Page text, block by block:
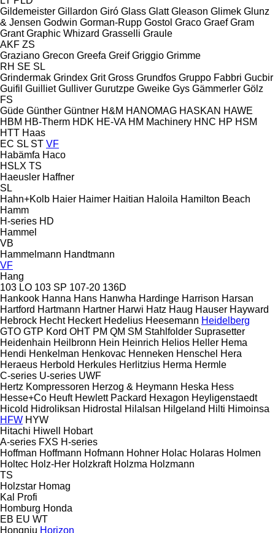
Gildemeister Gillardon Giró Glass Glatt Gleason Glimek Glunz
& Jensen Godwin Gorman-Rupp Gostol Graco Graef Gram
Grant Graphic Whizard Grasselli Graule
AKF ZS
Graziano Grecon Greefa Greif Griggio Grimme
RH SE SL
Grindermak Grindex Grit Gross Grundfos Gruppo Fabbri Gucbir
Guifil Guilliet Gulliver Gurutzpe Gweike Gys Gämmerler Gölz
FS
Güde Günther Güntner H&M HANOMAG HASKAN HAWE
HBM HB‑Therm HDK HE-VA HM Machinery HNC HP HSM
HTT Haas
EC SL ST VF
Habämfa Haco
HSLX TS
Haeusler Haffner
SL
Hahn+Kolb Haier Haimer Haitian Haloila Hamilton Beach
Hamm
H-series HD
Hammel
VB
Hammelmann Handtmann
VF
Hang
103 LO 103 SP 107-20 136D
Hankook Hanna Hans Hanwha Hardinge Harrison Harsan
Hartford Hartmann Hartner Harwi Hatz Haug Hauser Hayward
Hebrock Hecht Heckert Hedelius Heesemann Heidelberg
GTO GTP Kord OHT PM QM SM Stahlfolder Suprasetter
Heidenhain Heilbronn Hein Heinrich Helios Heller Hema
Hendi Henkelman Henkovac Henneken Henschel Hera
Heraeus Herbold Herkules Herlitzius Herma Hermle
C-series U-series UWF
Hertz Kompressoren Herzog & Heymann Heska Hess
Hesse+Co Heuft Hewlett Packard Hexagon Heyligenstaedt
Hicold Hidroliksan Hidrostal Hilalsan Hilgeland Hilti Himoinsa
HFW HYW
Hitachi Hiwell
Hobart
A-series FXS H-series
Hoffman Hoffmann Hofmann Hohner Holac Holaras Holmen
Holtec Holz-Her Holzkraft Holzma Holzmann
TS
Holzstar Homag
Kal
Profi
Homburg Honda
EB EU WT
Hongniu Horizon